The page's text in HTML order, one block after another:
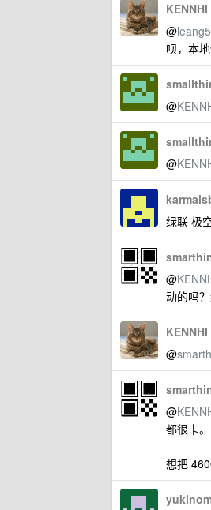
KENNHI
@
呗，本
@
@
绿联 极
@
动的吗
KENNHI
@
@
都很卡。
想把